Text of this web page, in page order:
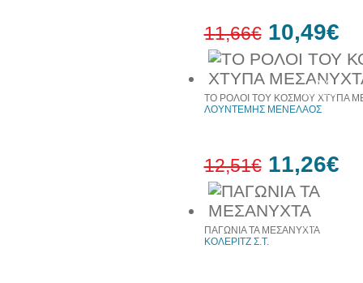
10%
έκπτωση
11,66€ 10,49€
10%
έκπτωση
ΤΟ ΡΟΛΟΙ ΤΟΥ ΚΟΣΜΟΥ ΧΤΥΠΑ
ΛΟΥΝΤΕΜΗΣ ΜΕΝΕΛΑΟΣ
12,51€ 11,26€
ΠΑΓΩΝΙΑ ΤΑ ΜΕΣΑΝΥΧΤΑ
ΚΟΛΕΡΙΤΖ Σ.Τ.